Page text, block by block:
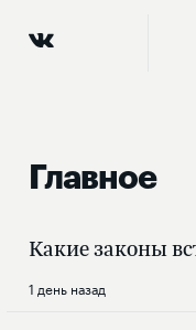
Главное
Какие законы
1 день назад